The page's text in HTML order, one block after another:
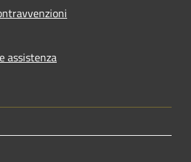
assistenza